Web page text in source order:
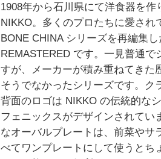
1908年から石川県にて洋食器を作
NIKKO。多くのプロたちに愛され
BONE CHINA シリーズを再編集
REMASTERED です。一見普通で
すが、メーカーが積み重ねてきた
そうでなかったシリーズです。ク
背面のロゴは NIKKO の伝統的な
フェニックスがデザインされてい
なオーバルプレートは、前菜やサ
べてワンプレートにして使うとち